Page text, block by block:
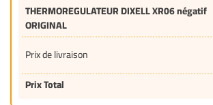
THERMOREGULATEUR DIXELL XR06 négatif
ORIGINAL
Prix de livraison
Prix Total